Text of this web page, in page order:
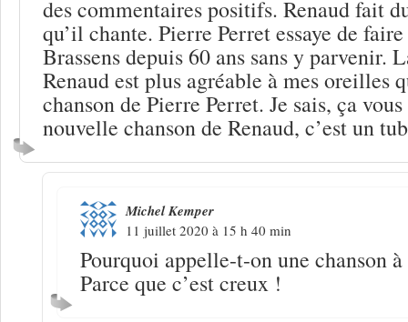
des commentaires positifs. Renaud fait
qu’il chante. Pierre Perret essaye de
Brassens depuis 60 ans sans y parvenir.
Renaud est plus agréable à mes oreilles
chanson de Pierre Perret. Je sais, ça
nouvelle chanson de Renaud, c’est un
Michel Kemper
11 juillet 2020 à 15 h 40 min
Pourquoi appelle-t-on une chanson
Parce que c’est creux !